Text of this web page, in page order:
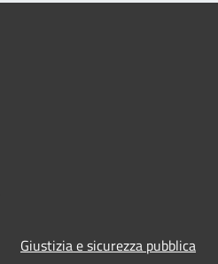
Giustizia e sicurezza pubblica